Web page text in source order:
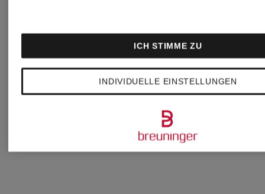
INDIVIDUELLE EINSTELLUNGEN
ICH STIMME ZU